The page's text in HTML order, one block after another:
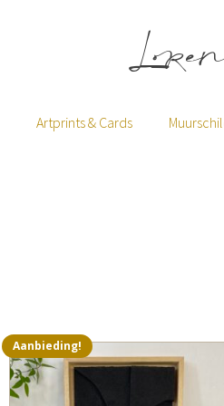
Artprints & Cards
Aanbieding!